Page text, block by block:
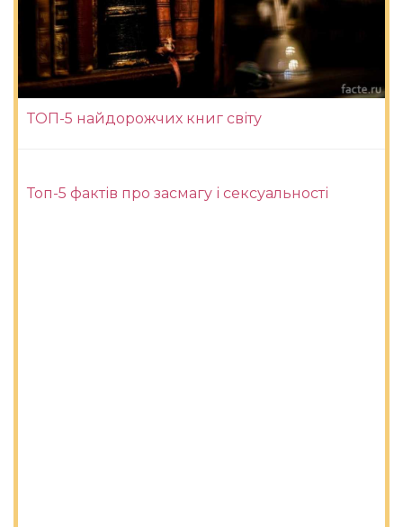
ТОП-5 найдорожчих книг світу
Топ-5 фактів про засмагу і сексуальності